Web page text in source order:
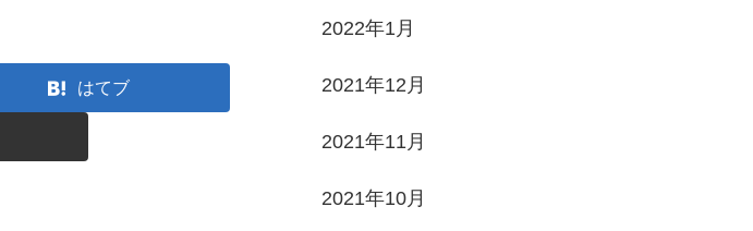
はてブ
2022年1月
2021年12月
2021年11月
2021年10月